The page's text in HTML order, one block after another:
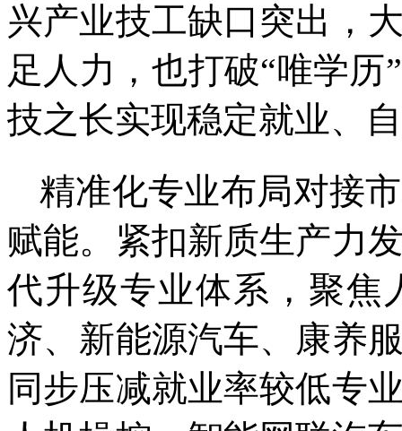
兴产业技工缺口突出，
足人力，也打破“唯学
技之长实现稳定就业、
精准化专业布局对接
赋能。紧扣新质生产力
代升级专业体系，聚焦
济、新能源汽车、康养
同步压减就业率较低专